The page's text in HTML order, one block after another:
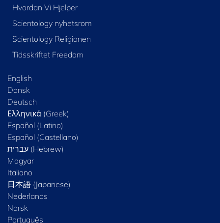
Hvordan Vi Hjelper
Scientology nyhetsrom
Scientology Religionen
Tidsskriftet Freedom
English
Dansk
Deutsch
Ελληνικά (Greek)
Español (Latino)
Español (Castellano)
Magyar
Italiano
日本語 (Japanese)
Nederlands
Norsk
Português